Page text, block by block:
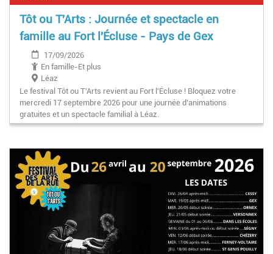
Tôt ou T'Arts : Journée et spectacle en
famille au Fort l'Écluse - Pays de Gex
17/09/2026
En famille-Et plus
Léaz
Le festival Tôt ou T'Arts revient au Fort l'Écluse ! Bloquez votre
mercredi 17 septembre 2026 pour une journée d'animations
gratuites et un spectacle familial à Léaz.